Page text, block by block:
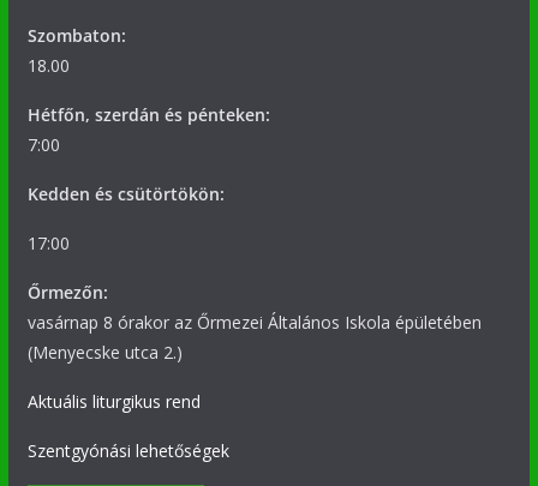
Szombaton:
18.00
Hétfőn, szerdán és pénteken:
7:00
Kedden és csütörtökön:
17:00
Őrmezőn:
vasárnap 8 órakor az Őrmezei Általános Iskola épületében
(Menyecske utca 2.)
Aktuális liturgikus rend
Szentgyónási lehetőségek